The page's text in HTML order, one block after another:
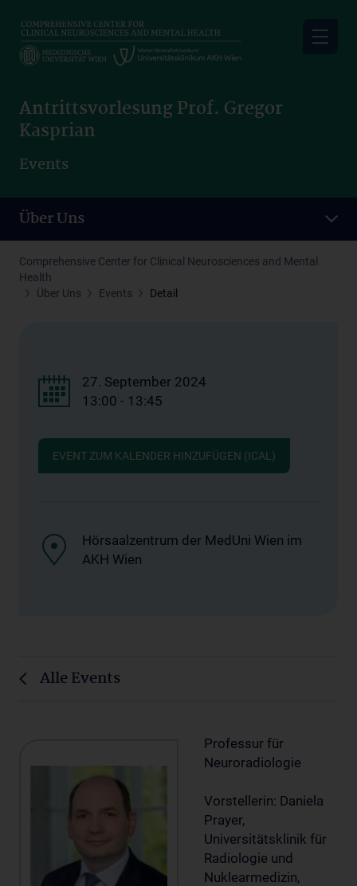
main
content
Antrittsvorlesung Prof. Gregor
Kasprian
Events
Über Uns
Comprehensive Center for Clinical Neurosciences and Mental
Health
Über Uns
Events Detail
27. September 2024
13:00 - 13:45
EVENT ZUM KALENDER HINZUFÜGEN (ICAL)
Hörsaalzentrum der MedUni Wien im
AKH Wien
Alle Events
Professur für
Neuroradiologie
Vorstellerin: Daniela
Prayer,
Universitätsklinik für
Radiologie und
Nuklearmedizin,